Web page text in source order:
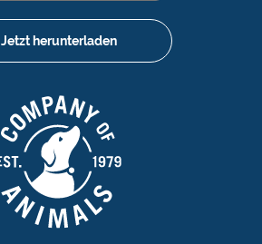
Jetzt herunterladen